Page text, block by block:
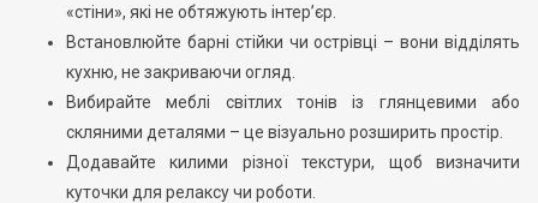
«стіни», які не обтяжують інтер’єр.
Встановлюйте барні стійки чи острівці – вони відділять
кухню, не закриваючи огляд.
Вибирайте меблі світлих тонів із глянцевими або
скляними деталями – це візуально розширить простір.
Додавайте килими різної текстури, щоб визначити
куточки для релаксу чи роботи.